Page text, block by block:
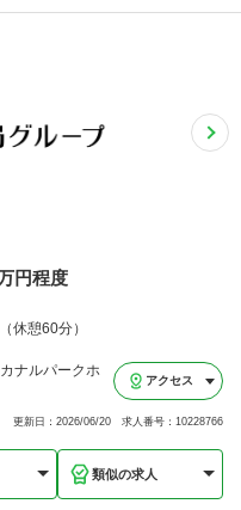
円程度
休憩60分）
ナルパークホ
アクセス
更新日：2026/06/20 求人番号：10228766
類似の求人